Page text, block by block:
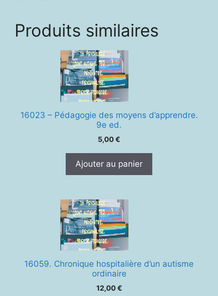
Produits similaires
16023 – Pédagogie des moyens d’apprendre.
9e ed.
5,00€
Ajouter au panier
16059. Chronique hospitalière d’un autisme
ordinaire
12,00€